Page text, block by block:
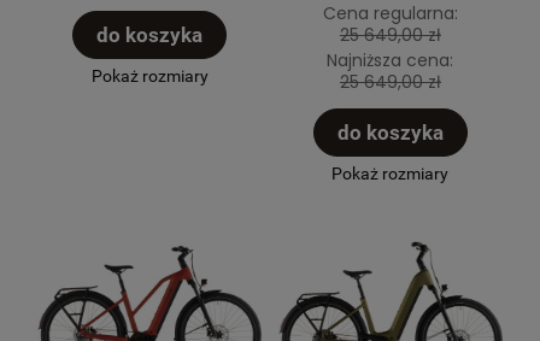
do koszyka
Pokaż rozmiary
Cena regularna:
25 649,00 zł
Najniższa cena:
25 649,00 zł
do koszyka
Pokaż rozmiary